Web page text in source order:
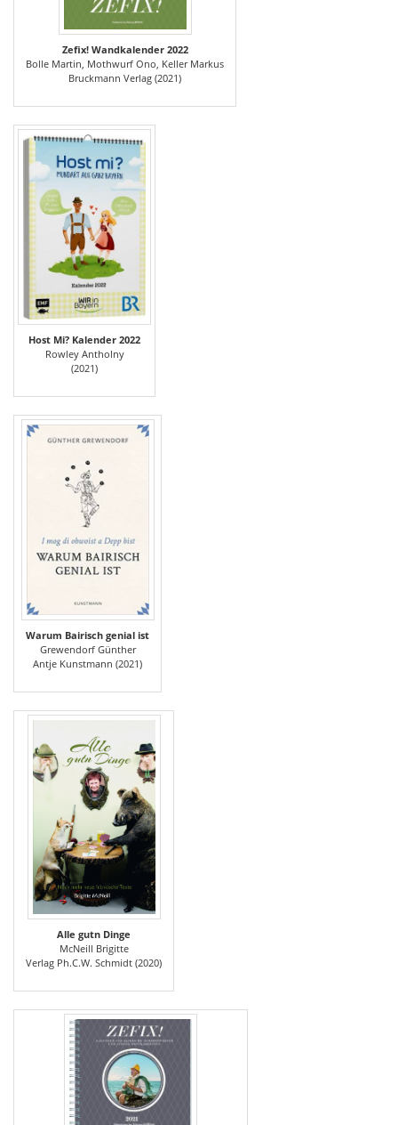
Zefix! Wandkalender 2022
Bolle Martin, Mothwurf Ono, Keller Markus
Bruckmann Verlag (2021)
Host Mi? Kalender 2022
Rowley Antholny
(2021)
Warum Bairisch genial ist
Grewendorf Günther
Antje Kunstmann (2021)
Alle gutn Dinge
McNeill Brigitte
Verlag Ph.C.W. Schmidt (2020)